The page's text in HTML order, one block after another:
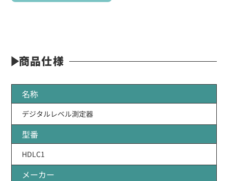
商品仕様
名称
デジタルレベル測定器
型番
HDLC1
メーカー